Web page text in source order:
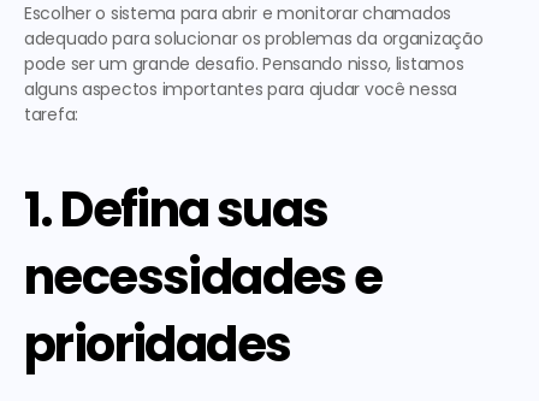
Escolher o sistema para abrir e monitorar chamados
adequado para solucionar os problemas da organização
pode ser um grande desafio. Pensando nisso, listamos
alguns aspectos importantes para ajudar você nessa
tarefa:
1. Defina suas
necessidades e
prioridades